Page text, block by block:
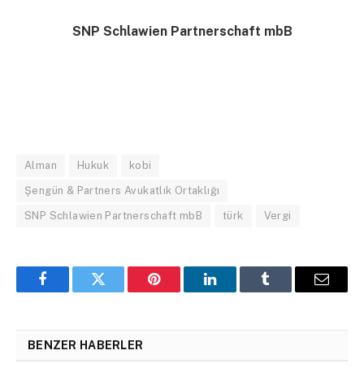
SNP Schlawien Partnerschaft mbB
Alman Hukuk kobi
Şengün & Partners Avukatlık Ortaklığı
SNP Schlawien Partnerschaft mbB türk Vergi
FacebookTwitter Pinterest LinkedInTumblr Email
BENZER HABERLER